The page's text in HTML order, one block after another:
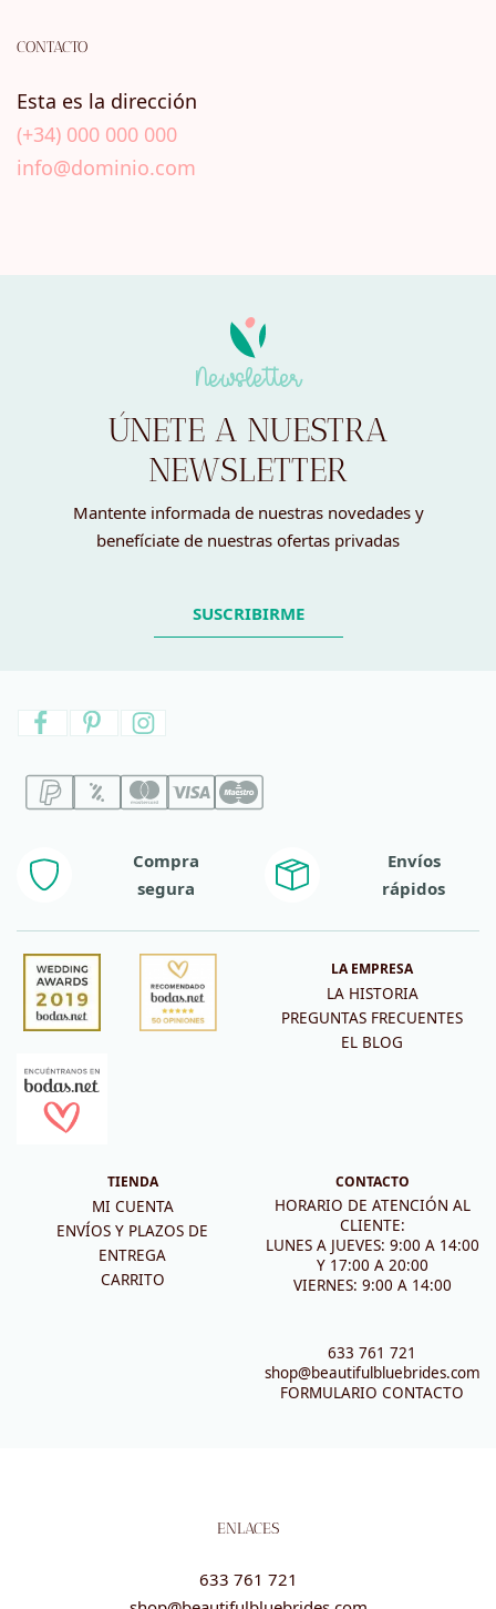
CONTACTO
Esta es la dirección
(+34) 000 000 000
info@dominio.com
Newsletter
ÚNETE A NUESTRA
NEWSLETTER
Mantente informada de nuestras novedades y
benefíciate de nuestras ofertas privadas
SUSCRIBIRME
Compra
segura
Envíos
rápidos
LA EMPRESA
LA HISTORIA
PREGUNTAS FRECUENTES
EL BLOG
TIENDA
MI CUENTA
ENVÍOS Y PLAZOS DE
ENTREGA
CARRITO
CONTACTO
HORARIO DE ATENCIÓN AL
CLIENTE:
LUNES A JUEVES: 9:00 A 14:00
Y 17:00 A 20:00
VIERNES: 9:00 A 14:00
633 761 721
shop@beautifulbluebrides.com
FORMULARIO CONTACTO
ENLACES
633 761 721